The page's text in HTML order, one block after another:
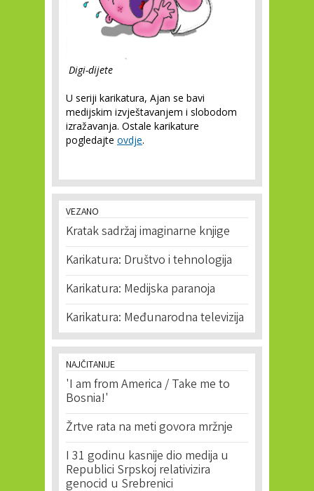
Digi-dijete
U seriji karikatura, Ajan se bavi
medijskim izvještavanjem i slobodom
izražavanja. Ostale karikature
pogledajte ovdje.
VEZANO
Kratak sadržaj imaginarne knjige
Karikatura: Društvo i tehnologija
Karikatura: Medijska paranoja
Karikatura: Međunarodna televizija
NAJČITANIJE
'I am from America / Take me to
Bosnia!'
Žrtve rata na meti govora mržnje
I 31 godinu kasnije dio medija u
Republici Srpskoj relativizira
genocid u Srebrenici